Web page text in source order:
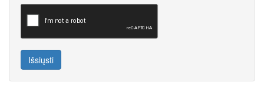
Išsiųsti